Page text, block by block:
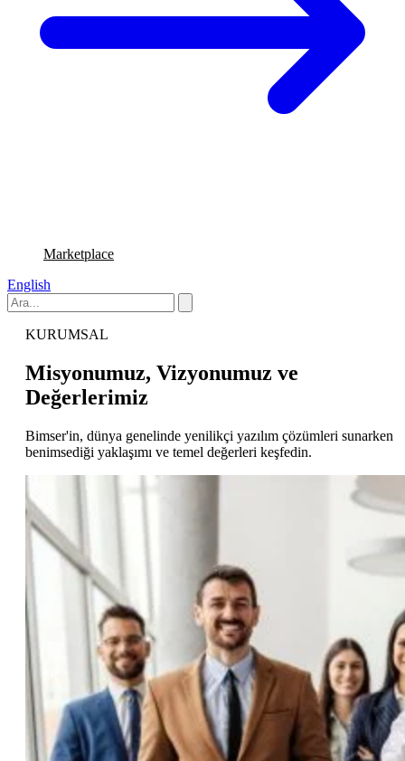
Marketplace
English
KURUMSAL
Misyonumuz, Vizyonumuz ve
Değerlerimiz
Bimser'in, dünya genelinde yenilikçi yazılım çözümleri sunarken
benimsediği yaklaşımı ve temel değerleri keşfedin.